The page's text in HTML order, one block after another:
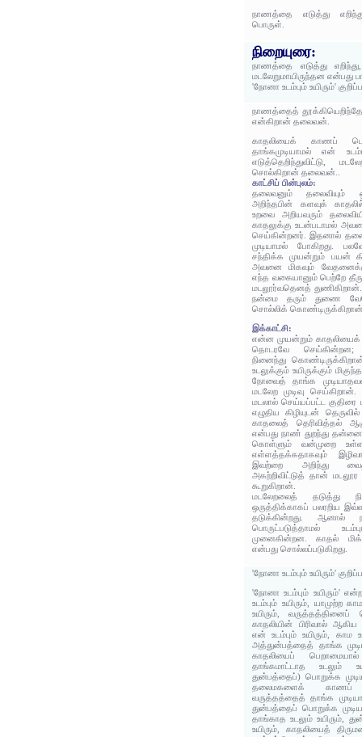
நாணத்தை எடுத்து
பொருள்.
நிறையுரை:
நாணத்தை எடுத்து
மடலேறுமாயிருந்தன என்பது
'நோனா உடம்பும் உயிரும்'
நாணத்தைத்
என்கிறான் தலைவன்.
காதலியைக் காணப்
தாங்கமுடியாமல் என்
எடுத்தெறிந்துவிட்டு,
சொல்கிறான் தலைவன்..
காட்சிப் பின்புலம்:
தலைவனும் தலைவியும்
அறிந்தபின் களவுக்
உறவை அறியவரும்
காதலுக்கு உடன்படாமல்
செய்கின்றனர். இதனால்
முடியாமல் போகிறது.
சந்திக்க முயன்றும் பயன்
அவனை மிகவும்
எந்த வகையானும் பெற்றே
மடலூர்வதெனத்
நன்மை தரும் துணை
சொல்லிக்
இக்காட்சி:
என்ன முயன்றும்
தொடரவே செய்கின்றன;
நினைந்து
உடலுக்கும் உயிருக்கும்
நோவைத் தாங்க
மடலேற முடிவு
மடலால் செய்யப்பட்ட குதிரை
எழுதிய கிழியுடன்
காதலைத் தெரிவித்தல்
என்பது நாண் துறந்து
கொள்ளும் வன்முறை
எள்ளத்தக்கதாகவும்
இவற்றை அறிந்து
அகற்றிவிட்டுத் தான்
கூறுகிறான்.
மடலேறலைத் தடுத்து
ஒருத்திக்காகப் பலரறிய
தடுக்கின்றது. ஆனால்
பொருட்படுத்தாமல்
முனைகின்றன. காதல்‌
என்பது சொல்லப்படுகிறது.
'நோனா உடம்பும் உயிரும்'
'நோனா உடம்பும் உயிரும்'
உடம்பும் உயிரும், யாமுற்ற
உயிரும், வருத்தத்தினைப்
காதலியின் பிரிவால்
என் உடம்பும் உயிரும், காம
அத்துன்பத்தைத் தாங்க
காதலியைப்
தாங்கமாட்டாத உடலும்
துன்பத்தைப்) பொறுக்க
தலைமகளைக் காணப்
வருத்தத்தைத் தாங்க
துன்பத்தைப் பொறுக்க
தாங்காத உடலும் உயிரும்,
உயிரும், காதலியைத்